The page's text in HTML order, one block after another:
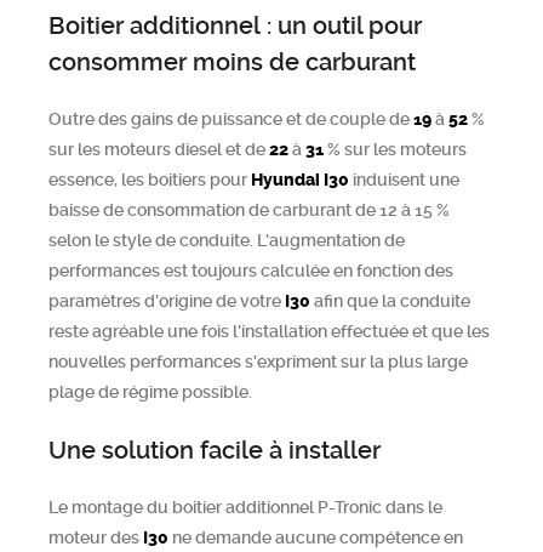
Boitier additionnel : un outil pour
consommer moins de carburant
Outre des gains de puissance et de couple de19à 52%
sur les moteurs diesel et de22à 31% sur les moteurs
essence, les boitiers pour Hyundai I30 induisent une
baisse de consommation de carburant de 12 à 15 %
selon le style de conduite. L'augmentation de
performances est toujours calculée en fonction des
paramètres d'origine de votre I30 afin que la conduite
reste agréable une fois l'installation effectuée et que les
nouvelles performances s'expriment sur la plus large
plage de régime possible.
Une solution facile à installer
Le montage du boitier additionnel P-Tronic dans le
moteur des I30 ne demande aucune compétence en